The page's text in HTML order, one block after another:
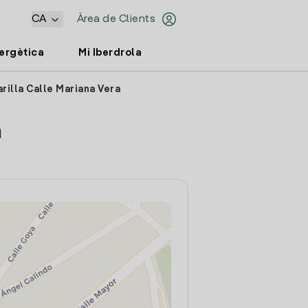
Àrea de Clients
CA
Mi Iberdrola
Calle Mariana Vera